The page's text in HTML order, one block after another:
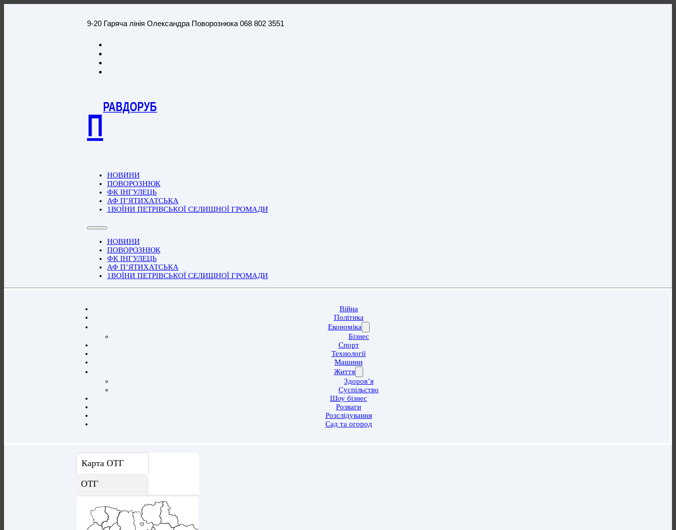
9-20 Гаряча лінія Олександра Поворознюка 068 802 3551
П
РАВДОРУБ
НОВИНИ
ПОВОРОЗНЮК
ФК ІНГУЛЕЦЬ
АФ П’ЯТИХАТСЬКА
1ВОЇНИ ПЕТРІВСЬКОЇ СЕЛИЩНОЇ ГРОМАДИ
НОВИНИ
ПОВОРОЗНЮК
ФК ІНГУЛЕЦЬ
АФ П’ЯТИХАТСЬКА
1ВОЇНИ ПЕТРІВСЬКОЇ СЕЛИЩНОЇ ГРОМАДИ
Війна
Політика
Економіка
Бізнес
Спорт
Технології
Машини
Життя
Здоров’я
Суспільство
Шоу бізнес
Розваги
Розслідування
Сад та огород
Карта ОТГ
ОТГ